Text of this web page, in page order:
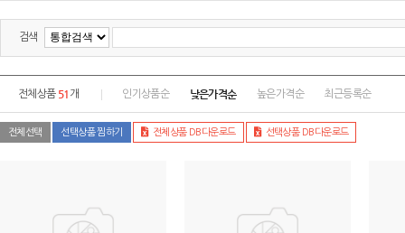
검색
전체상품 51 개 인기상품순 낮은가격순 높은가격순 최근등록순
전체선택 선택상품 찜하기 전체상품 DB다운로드 선택상품 DB다운로드